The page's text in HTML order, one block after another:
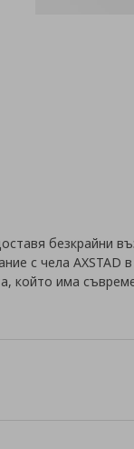
безкрайни
с чела AXSTAD
който има